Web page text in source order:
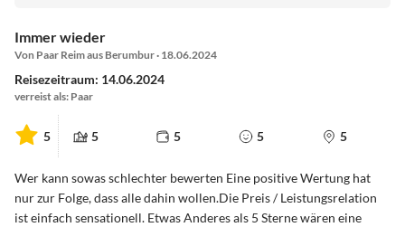
Immer wieder
Von Paar Reim aus Berumbur · 18.06.2024
Reisezeitraum: 14.06.2024
verreist als: Paar
5 5 5 5 5
Wer kann sowas schlechter bewerten Eine positive Wertung hat
nur zur Folge, dass alle dahin wollen.Die Preis / Leistungsrelation
ist einfach sensationell. Etwas Anderes als 5 Sterne wären eine